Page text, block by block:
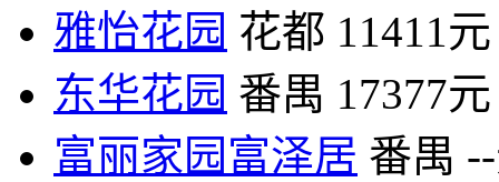
雅怡花园 花都 11411元
东华花园 番禺 17377元
富丽家园富泽居 番禺